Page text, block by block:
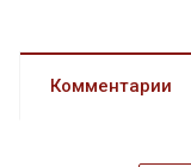
Комментарии